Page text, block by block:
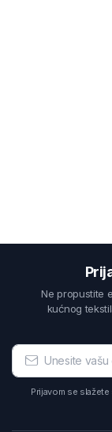
Ne propustite
kućnog
Prijavom se slažete